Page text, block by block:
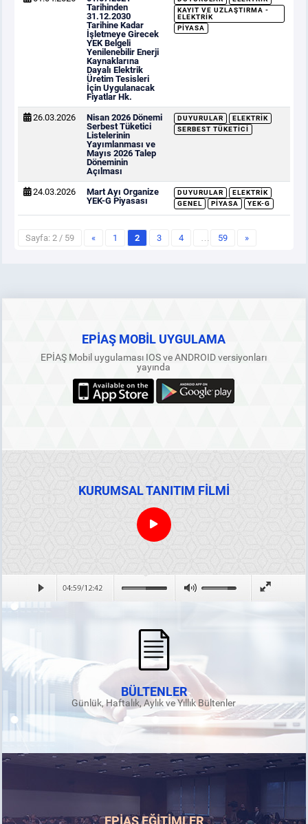
Tarihinden
31.12.2030
Tarihine Kadar
İşletmeye Girecek
YEK Belgeli
Yenilenebilir Enerji
Kaynaklarına
Dayalı Elektrik
Üretim Tesisleri
İçin Uygulanacak
Fiyatlar Hk.
KAYIT VE UZLAŞTIRMA -
ELEKTRIK
PIYASA
26.03.2026
Nisan 2026 Dönemi
Serbest Tüketici
Listelerinin
Yayımlanması ve
Mayıs 2026 Talep
Döneminin
Açılması
DUYURULAR
ELEKTRIK
SERBEST TÜKETICI
24.03.2026
Mart Ayı Organize
YEK-G Piyasası
DUYURULAR
ELEKTRIK
GENEL
PIYASA YEK-G
Sayfa: 2 / 59 « 1 2 3 4 … 59 »
EPİAŞ MOBİL UYGULAMA
EPİAŞ Mobil uygulaması IOS ve ANDROID versiyonları
yayında
KURUMSAL TANITIM FİLMİ
BÜLTENLER
Günlük, Haftalık, Aylık ve Yıllık Bültenler
EPİAŞ EĞİTİMLER